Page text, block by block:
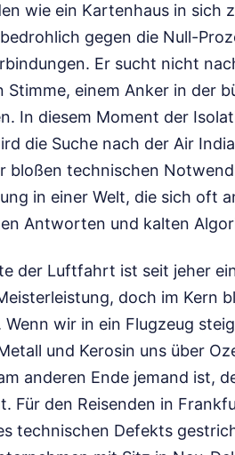
wie ein Kartenhaus in sich
gegen die Null-
Er sucht nicht
Stimme, einem Anker in der
In diesem Moment der
die Suche nach der Air
bloßen technischen
in einer Welt, die sich oft
Antworten und kalten
der Luftfahrt ist seit jeher
doch im Kern
wir in ein Flugzeug
und Kerosin uns über
anderen Ende jemand ist,
Für den Reisenden in
technischen Defekts